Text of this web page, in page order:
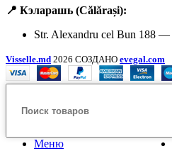
📍 Кэларашь (Călărași):
Str. Alexandru cel Bun 188 —
Visselle.md 2026 СОЗДАНО evegal.com
Меню